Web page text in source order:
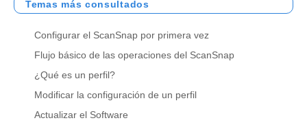
Temas más consultados
Configurar el ScanSnap por primera vez
Flujo básico de las operaciones del ScanSnap
¿Qué es un perfil?
Modificar la configuración de un perfil
Actualizar el Software